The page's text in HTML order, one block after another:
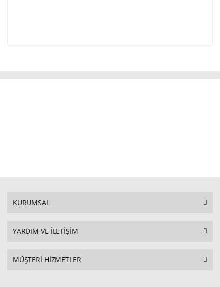
KURUMSAL
YARDIM VE İLETİŞİM
MÜŞTERİ HİZMETLERİ